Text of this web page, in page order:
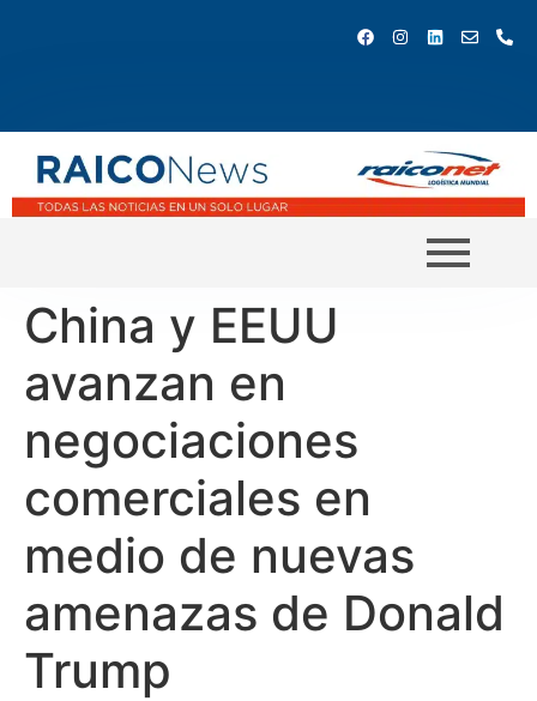
China y EEUU
avanzan en
negociaciones
comerciales en
medio de nuevas
amenazas de Donald
Trump